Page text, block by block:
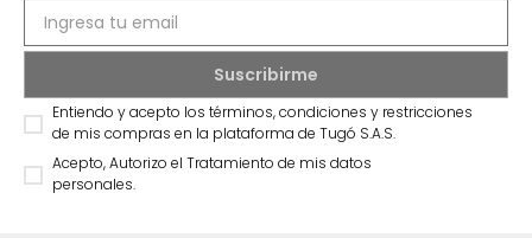
Entiendo y acepto los términos, condiciones y restricciones
de mis compras en la plataforma de Tugó S.A.S.
Acepto, Autorizo el Tratamiento de mis datos
personales.